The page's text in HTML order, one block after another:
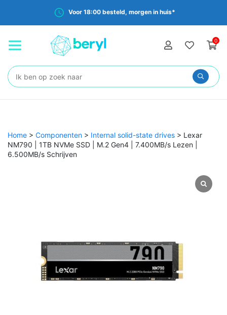
Voor 18:00 besteld, morgen in huis*
0
Zoeken:
Home > Componenten > Internal solid-state drives > Lexar
NM790 | 1TB NVMe SSD | M.2 Gen4 | 7.400MB/s Lezen |
6.500MB/s Schrijven